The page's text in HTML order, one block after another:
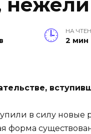
НА
2 мин
в силу
форма